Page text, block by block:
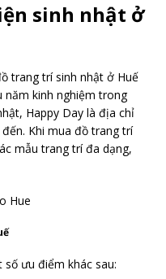
sinh nhật ở
trang trí sinh nhật ở Huế
năm kinh nghiệm trong
Happy Day là địa chỉ
Khi mua đồ trang trí
mẫu trang trí đa dạng,
ưu điểm khác sau: